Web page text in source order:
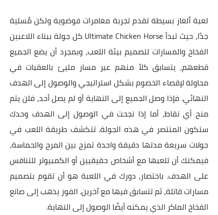
لعبة ألغاز بسيطة تقدم تجربة مغامرات فوضوية ولكن مُسلية
جدًا، حيث تبدأ Ultimate Chicken Horse كل جولة ببناء اللاعبين
الفخاخ والمسارات لتصميم بيئة اللعب، وبمجرد أن يضع الجميع
قطعهم، يتسابق كلاً منهم عبر مسار مليئ بالعقبات في
محاولة لإقصاء الخصوم بشكل استراتيجي والوصول إلى الهدف
النهائي. فإذا وصل الجميع إلى النهاية أو لم يصل أحد، فلن يتم
منح أي نقاط، أما إذا نجحت في الوصول إلى الهدف وحدك
ستكون المنتصر في هذه الجولة. تتكشف طريقة اللعب في
جولات سريعة مدتها دقيقة واحدة تمزج بين المرح والحماسة،
فيمكنك أن تلعبها مع أشخاص حقيقيين أو الكمبيوتر للتنافس
على الهدف. باختصار، دورك في اللعبة هو أن تقوم بتصميم
مسارات قاتلة، ثم تتسابق فيها مع آخرين. الفوز يذهب إلى صانع
الفخاخ الماكر الذي يمكنه أيضًا الوصول إلى النهاية.